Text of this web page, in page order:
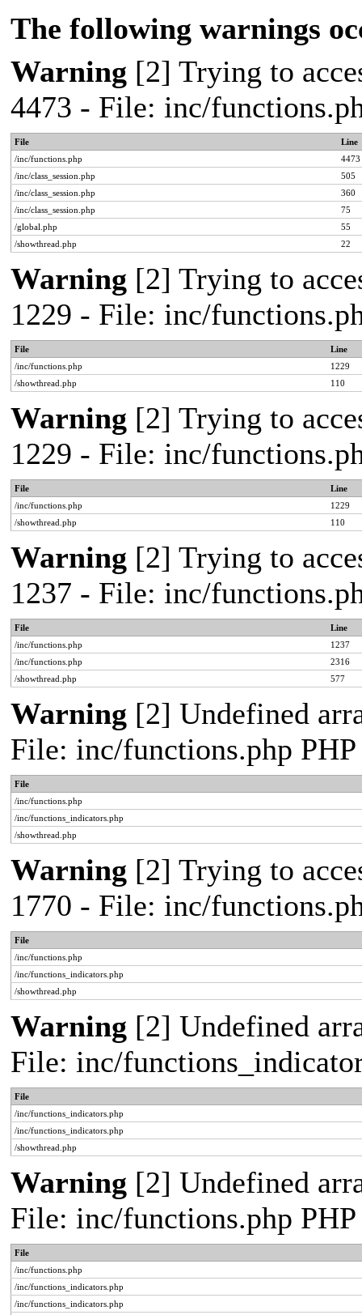
The following warnings
Warning [2] Trying to
4473 - File: inc/
File
Line
/inc/functions.php
4473
/inc/class_session.php
505
/inc/class_session.php
360
/inc/class_session.php
75
/global.php
55
/showthread.php
22
Warning [2] Trying to
1229 - File: inc/
File
Line
/inc/functions.php
1229
/showthread.php
110
Warning [2] Trying to
1229 - File: inc/
File
Line
/inc/functions.php
1229
/showthread.php
110
Warning [2] Trying to
1237 - File: inc/
File
Line
/inc/functions.php
1237
/inc/functions.php
2316
/showthread.php
577
Warning [2] Undefined
File: inc/functions.php
File
/inc/functions.php
/inc/functions_indicators.php
/showthread.php
Warning [2] Trying to
1770 - File: inc/
File
/inc/functions.php
/inc/functions_indicators.php
/showthread.php
Warning [2] Undefined
File: inc/
File
/inc/functions_indicators.php
/inc/functions_indicators.php
/showthread.php
Warning [2] Undefined
File: inc/functions.php
File
/inc/functions.php
/inc/functions_indicators.php
/inc/functions_indicators.php